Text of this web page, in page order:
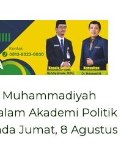
Muhammadiyah
Akademi Politik
Jumat, 8 Agustus